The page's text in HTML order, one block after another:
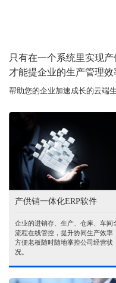
只有在一个系统里实现
才能提企业的生产管理效
帮助您的企业加速成长的云端
产供销一体化ERP软件
企业的进销存、生产、仓库、车间
流程在线管控，提升协同生产效率
方便老板随时随地掌控公司经营状
况。